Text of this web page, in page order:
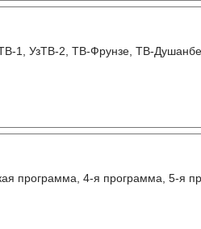
1, УзТВ-2, ТВ-Фрунзе, ТВ-Душанбе
программа, 4-я программа, 5-я